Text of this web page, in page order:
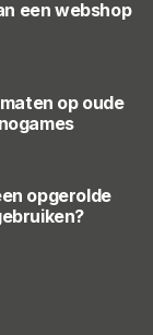
een webshop
op oude
opgerolde